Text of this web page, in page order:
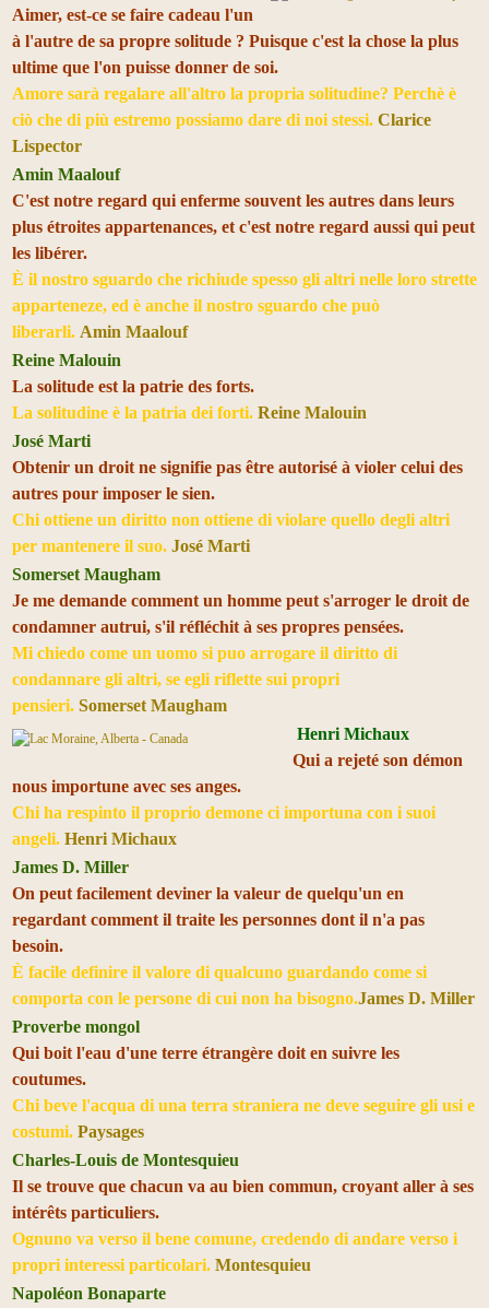
Aimer, est-ce se faire cadeau l'un
à l'autre de sa propre solitude ? Puisque c'est la chose la plus
ultime que l'on puisse donner de soi.
Amore sarà regalare all'altro la propria solitudine? Perchè è
ciò che di più estremo possiamo dare di noi stessi. Clarice
Lispector
Amin Maalouf
C'est notre regard qui enferme souvent les autres dans leurs
plus étroites appartenances, et c'est notre regard aussi qui peut
les libérer.
È il nostro sguardo che richiude spesso gli altri nelle loro strette
apparteneze, ed è anche il nostro sguardo che può
liberarli. Amin Maalouf
Reine Malouin
La solitude est la patrie des forts.
La solitudine è la patria dei forti. Reine Malouin
José Marti
Obtenir un droit ne signifie pas être autorisé à violer celui des
autres pour imposer le sien.
Chi ottiene un diritto non ottiene di violare quello degli altri
per mantenere il suo. José Marti
Somerset Maugham
Je me demande comment un homme peut s'arroger le droit de
condamner autrui, s'il réfléchit à ses propres pensées.
Mi chiedo come un uomo si puo arrogare il diritto di
condannare gli altri, se egli riflette sui propri
pensieri. Somerset Maugham
Henri Michaux
Qui a rejeté son démon
nous importune avec ses anges.
Chi ha respinto il proprio demone ci importuna con i suoi
angeli. Henri Michaux
James D. Miller
On peut facilement deviner la valeur de quelqu'un en
regardant comment il traite les personnes dont il n'a pas
besoin.
È facile definire il valore di qualcuno guardando come si
comporta con le persone di cui non ha bisogno.James D. Miller
Proverbe mongol
Qui boit l'eau d'une terre étrangère doit en suivre les
coutumes.
Chi beve l'acqua di una terra straniera ne deve seguire gli usi e
costumi. Paysages
Charles-Louis de Montesquieu
Il se trouve que chacun va au bien commun, croyant aller à ses
intérêts particuliers.
Ognuno va verso il bene comune, credendo di andare verso i
propri interessi particolari. Montesquieu
Napoléon Bonaparte